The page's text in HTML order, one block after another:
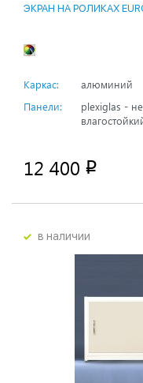
ЭКРАН НА РОЛИКАХ
Каркас:
алюминий
Панели:
plexiglas -
12 400 p
в наличии